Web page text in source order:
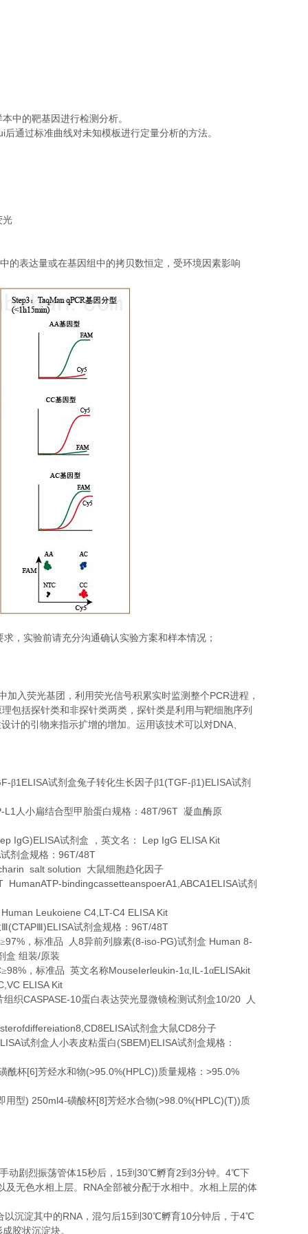
中的靶基因进行检测分析。
后通过标准曲线对未知模板进行定量分析的方法。
光
的表达量或在基因组中的拷贝数恒定，受环境因素影响
，实验前请充分沟通确认实验方案和样本情况；
加入荧光基团，利用荧光信号积累实时监测整个PCR进程，
包括探针类和非探针类两类，探针类是利用与靶细胞序列
计的引物来指示扩增的增加。运用该技术可以对DNA、
β1ELISA试剂盒兔子转化生长因子β1(TGF-β1)ELISA试剂
L1 人小扁结合型甲胎蛋白规格： 48T/96T 凝血酶原
IgG)ELISA试剂盒 ，英文名：
Lep IgG ELISA Kit
试剂盒规格： 96T/48T
salt solution 大鼠细胞趋化因子
HumanATP-bindingcassetteanspoerA1,ABCA1ELISA试剂
Leukoiene C4,LT-C4 ELISA Kit
(CTAP )ELISA试剂盒规格： 96T/48T
≥97% ，标准品 人8异前列腺素(8-iso-PG)试剂盒 Human 8-
盒 组装/原装
≥98% ，标准品 英文名称MouseIerleukin-1 α ,IL-1 αELISAkit
ELISA Kit
组织CASPASE-10蛋白表达荧光显微镜检测试剂盒10/20 人
试剂盒大鼠CD8分子
试剂盒人小表皮粘蛋白 (SBEM)ELISA试剂盒规格：
酰杯[6]芳烃水和物(>95.0%(HPLC))质量规格： >95.0%
用型) 250ml4-磺酸杯[8]芳烃水合物(>98.0%(HPLC)(T))质
动剧烈振荡管体15秒后， 15到 30℃孵育2到 3分钟。 4℃下
及无色水相上层。 RNA全部被分配于水相中。水相上层的体
以沉淀其中的RNA ，混匀后15到 30℃孵育10分钟后，于4℃
胶状沉淀块。